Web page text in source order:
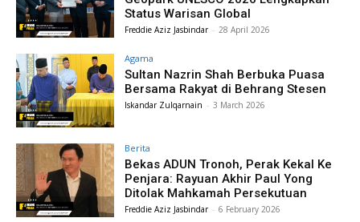
Status Warisan Global
Freddie Aziz Jasbindar - 28 April 2026
Agama
Sultan Nazrin Shah Berbuka Puasa
Bersama Rakyat di Behrang Stesen
Iskandar Zulqarnain - 3 March 2026
Berita
Bekas ADUN Tronoh, Perak Kekal Ke
Penjara: Rayuan Akhir Paul Yong
Ditolak Mahkamah Persekutuan
Freddie Aziz Jasbindar - 6 February 2026